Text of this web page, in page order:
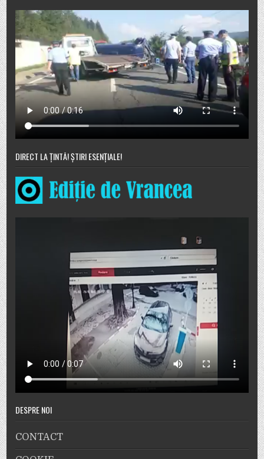
DIRECT LA ȚINTĂ! ȘTIRI ESENȚIALE!
DESPRE NOI
CONTACT